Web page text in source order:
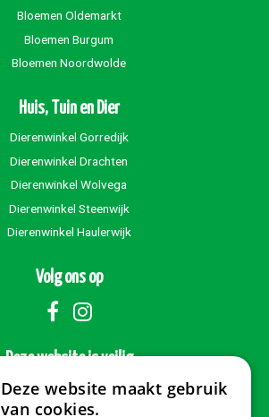
Bloemen Oldemarkt
Bloemen Burgum
Bloemen Noordwolde
Huis, Tuin en Dier
Dierenwinkel Gorredijk
Dierenwinkel Drachten
Dierenwinkel Wolvega
Dierenwinkel Steenwijk
Dierenwinkel Haulerwijk
Volg ons op
Deze website is veilig
Deze website maakt gebruik
van cookies.